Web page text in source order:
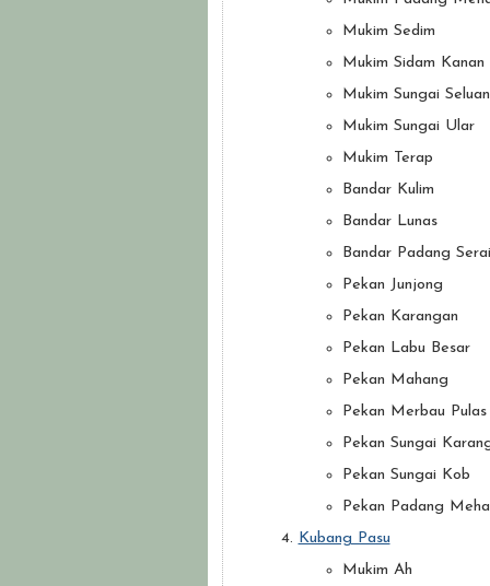
Mukim Sedim
Mukim Sidam Kanan
Mukim Sungai
Mukim Sungai Ular
Mukim Terap
Bandar Kulim
Bandar Lunas
Bandar Padang Serai
Pekan Junjong
Pekan Karangan
Pekan Labu Besar
Pekan Mahang
Pekan Merbau Pulas
Pekan Sungai
Pekan Sungai Kob
Pekan Padang Meha
Kubang Pasu
Mukim Ah